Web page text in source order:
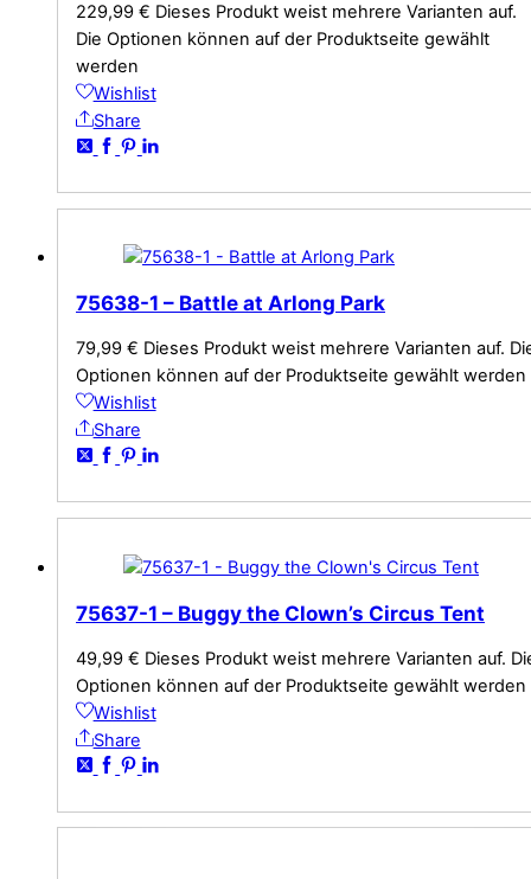
229,99 € Dieses Produkt weist mehrere Varianten auf.
Die Optionen können auf der Produktseite gewählt
werden
Wishlist
Share
75638-1 – Battle at Arlong Park
79,99 € Dieses Produkt weist mehrere Varianten auf.
Optionen können auf der Produktseite gewählt werden
Wishlist
Share
75637-1 – Buggy the Clown’s Circus Tent
49,99 € Dieses Produkt weist mehrere Varianten auf.
Optionen können auf der Produktseite gewählt werden
Wishlist
Share